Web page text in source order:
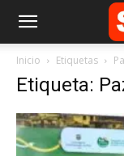
Inicio Etiquetas
Etiqueta: